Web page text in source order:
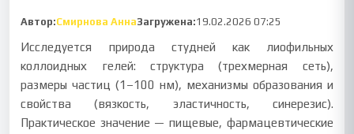
Автор:Смирнова АннаЗагружена:19.02.2026 07:25
Исследуется природа студней как лиофильных
коллоидных гелей: структура (трехмерная сеть),
размеры частиц (1–100 нм), механизмы образования и
свойства (вязкость, эластичность, синерезис).
Практическое значение — пищевые, фармацевтические